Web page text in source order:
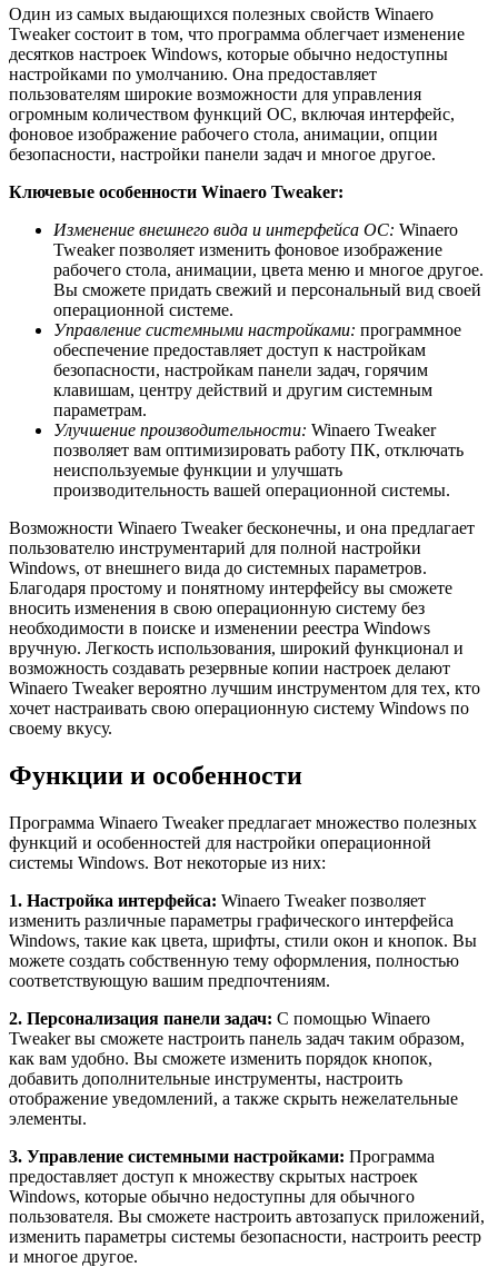
Один из самых выдающихся полезных свойств Winaero
Tweaker состоит в том, что программа облегчает изменение
десятков настроек Windows, которые обычно недоступны
настройками по умолчанию. Она предоставляет
пользователям широкие возможности для управления
огромным количеством функций ОС, включая интерфейс,
фоновое изображение рабочего стола, анимации, опции
безопасности, настройки панели задач и многое другое.
Ключевые особенности Winaero Tweaker:
Изменение внешнего вида и интерфейса ОС: Winaero
Tweaker позволяет изменить фоновое изображение
рабочего стола, анимации, цвета меню и многое другое.
Вы сможете придать свежий и персональный вид своей
операционной системе.
Управление системными настройками: программное
обеспечение предоставляет доступ к настройкам
безопасности, настройкам панели задач, горячим
клавишам, центру действий и другим системным
параметрам.
Улучшение производительности: Winaero Tweaker
позволяет вам оптимизировать работу ПК, отключать
неиспользуемые функции и улучшать
производительность вашей операционной системы.
Возможности Winaero Tweaker бесконечны, и она предлагает
пользователю инструментарий для полной настройки
Windows, от внешнего вида до системных параметров.
Благодаря простому и понятному интерфейсу вы сможете
вносить изменения в свою операционную систему без
необходимости в поиске и изменении реестра Windows
вручную. Легкость использования, широкий функционал и
возможность создавать резервные копии настроек делают
Winaero Tweaker вероятно лучшим инструментом для тех, кто
хочет настраивать свою операционную систему Windows по
своему вкусу.
Функции и особенности
Программа Winaero Tweaker предлагает множество полезных
функций и особенностей для настройки операционной
системы Windows. Вот некоторые из них:
1. Настройка интерфейса: Winaero Tweaker позволяет
изменить различные параметры графического интерфейса
Windows, такие как цвета, шрифты, стили окон и кнопок. Вы
можете создать собственную тему оформления, полностью
соответствующую вашим предпочтениям.
2. Персонализация панели задач: С помощью Winaero
Tweaker вы сможете настроить панель задач таким образом,
как вам удобно. Вы сможете изменить порядок кнопок,
добавить дополнительные инструменты, настроить
отображение уведомлений, а также скрыть нежелательные
элементы.
3. Управление системными настройками: Программа
предоставляет доступ к множеству скрытых настроек
Windows, которые обычно недоступны для обычного
пользователя. Вы сможете настроить автозапуск приложений,
изменить параметры системы безопасности, настроить реестр
и многое другое.